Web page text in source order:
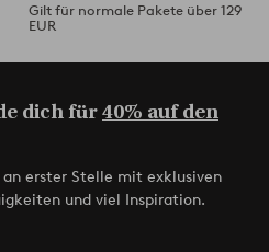
Gilt für normale Pakete über 129
EUR
dich für40% auf den
an erster Stelle mit exklusiven
und viel Inspiration.